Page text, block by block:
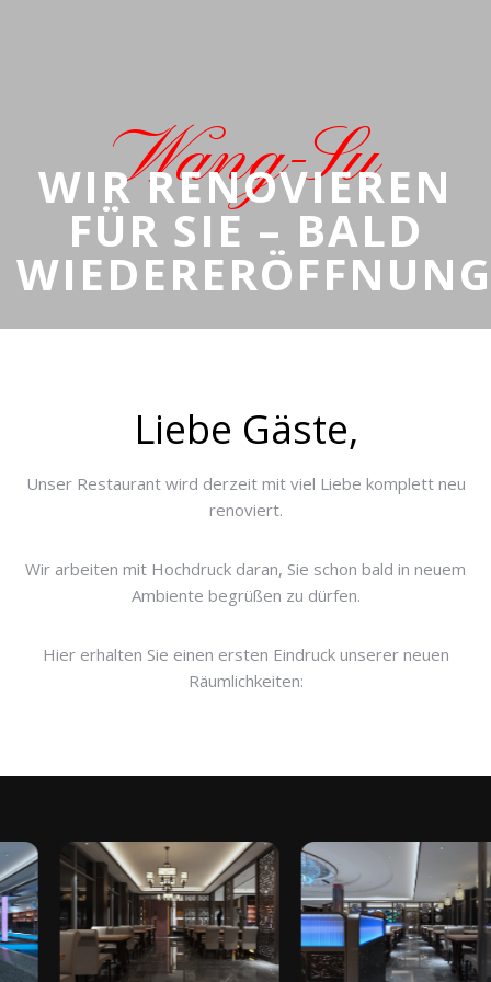
Wang-Su
WIR RENOVIEREN
FÜR SIE – BALD
Liebe Gäste,
Unser Restaurant wird derzeit mit viel Liebe komplett neu
renoviert.
Wir arbeiten mit Hochdruck daran, Sie schon bald in neuem
Ambiente begrüßen zu dürfen.
Hier erhalten Sie einen ersten Eindruck unserer neuen
Räumlichkeiten: